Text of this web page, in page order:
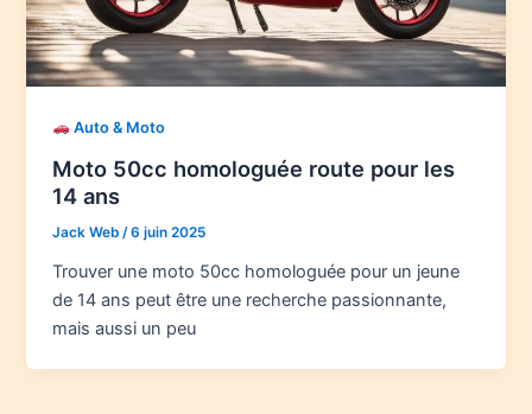
Auto & Moto
Moto 50cc homologuée route pour les
14 ans
Jack Web /6 juin 2025
Trouver une moto 50cc homologuée pour un jeune
de 14 ans peut être une recherche passionnante,
mais aussi un peu